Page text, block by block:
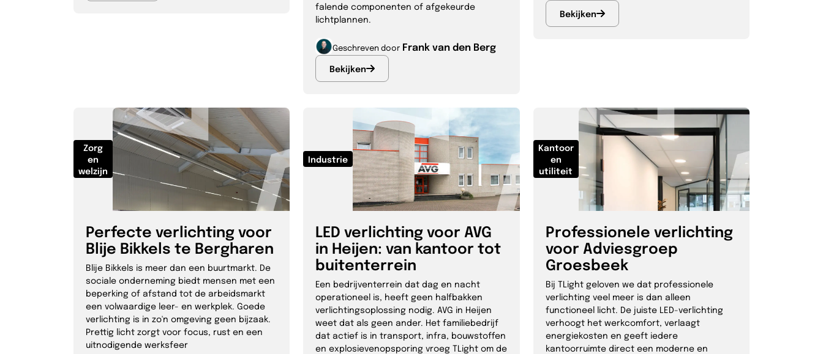
falende componenten of afgekeurde
lichtplannen.
Geschreven door Frank van den Berg
Bekijken
Bekijken
Zorg
en
welzijn
Perfecte verlichting voor
Blije Bikkels te Bergharen
Blije Bikkels is meer dan een buurtmarkt. De
sociale onderneming biedt mensen met een
beperking of afstand tot de arbeidsmarkt
een volwaardige leer- en werkplek. Goede
verlichting is in zo'n omgeving geen bijzaak.
Prettig licht zorgt voor focus, rust en een
uitnodigende werksfeer
Industrie
LED verlichting voor AVG
in Heijen: van kantoor tot
buitenterrein
Een bedrijventerrein dat dag en nacht
operationeel is, heeft geen halfbakken
verlichtingsoplossing nodig. AVG in Heijen
weet dat als geen ander. Het familiebedrijf
dat actief is in transport, infra, bouwstoffen
en explosieven­opsporing vroeg TLight om de
Kantoor
en
utiliteit
Professionele verlichting
voor Adviesgroep
Groesbeek
Bij TLight geloven we dat professionele
verlichting veel meer is dan alleen
functioneel licht. De juiste LED-verlichting
verhoogt het werkcomfort, verlaagt
energiekosten en geeft iedere
kantoorruimte direct een moderne en